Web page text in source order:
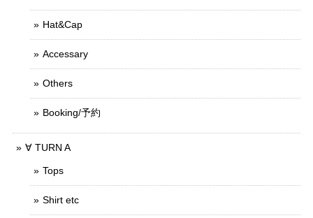
Hat&Cap
Accessary
Others
Booking/予約
∀ TURN A
Tops
Shirt etc